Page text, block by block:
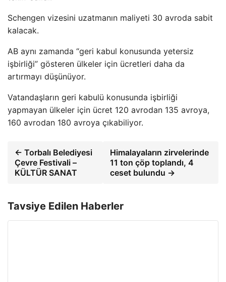
Schengen vizesini uzatmanın maliyeti 30 avroda sabit
kalacak.
AB aynı zamanda “geri kabul konusunda yetersiz
işbirliği” gösteren ülkeler için ücretleri daha da
artırmayı düşünüyor.
Vatandaşların geri kabulü konusunda işbirliği
yapmayan ülkeler için ücret 120 avrodan 135 avroya,
160 avrodan 180 avroya çıkabiliyor.
← Torbalı Belediyesi
Çevre Festivali –
KÜLTÜR SANAT
Himalayaların zirvelerinde
11 ton çöp toplandı, 4
ceset bulundu →
Tavsiye Edilen Haberler